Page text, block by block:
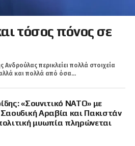
τόσος πόνος σε
Ανδρούλας περικλείει πολλά στοιχεία
και πολλά από όσα...
«Σουνιτικό ΝΑΤΟ» με
Αραβία και Πακιστάν
μυωπία πληρώνεται